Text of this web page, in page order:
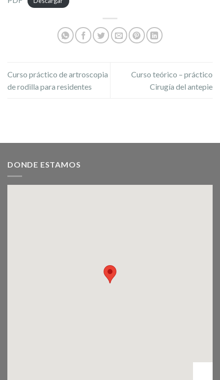
Curso práctico de artroscopia
de rodilla para residentes
Curso teórico – práctico
Cirugía del antepie
DONDE ESTAMOS